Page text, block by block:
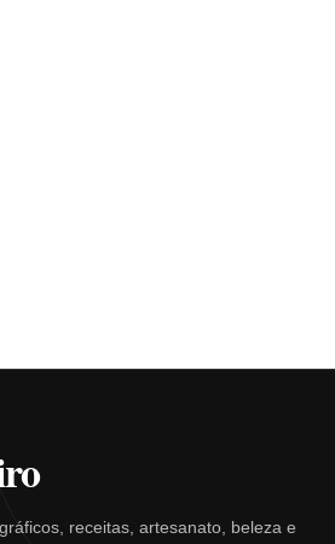
receitas, artesanato, beleza e